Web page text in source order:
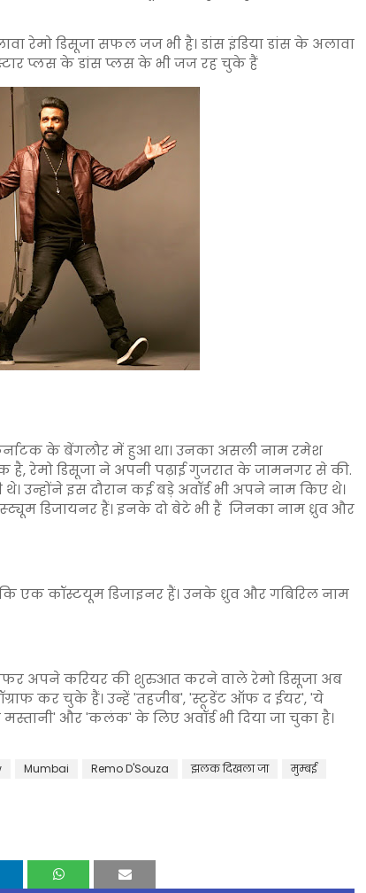
रेमो डिसूजा सफल जज भी है। डांस इंडिया डांस के अलावा
प्लस के डांस प्लस के भी जज रह चुके हैं
के बेंगलौर में हुआ था। उनका असली नाम रमेश
है, रेमो डिसूजा ने अपनी पढ़ाई गुजरात के जामनगर से की.
उन्होंने इस दौरान कई बड़े अवॉर्ड भी अपने नाम किए थे।
डिजायनर हैं। इनके दो बेटे भी हैं जिनका नाम ध्रुव और
एक कॉस्टयूम डिजाइनर हैं। उनके ध्रुव और गबिरिल नाम
अपने करियर की शुरुआत करने वाले रेमो डिसूजा अब
कर चुके हैं। उन्हें 'तहजीब', 'स्टूडेंट ऑफ द ईयर', 'ये
मस्तानी' और 'कलंक' के लिए अवॉर्ड भी दिया जा चुका है।
Mumbai Remo D'Souza झलक दिखला जा मुम्बई